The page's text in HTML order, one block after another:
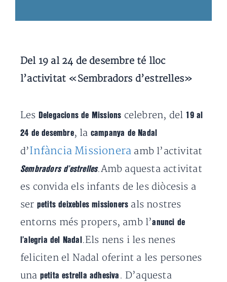
Del 19 al 24 de desembre té lloc
l’activitat «Sembradors d’estrelles»
Les Delegacions de Missions celebren, del 19 al
24 de desembre, la campanya de Nadal
d’Infància Missionera amb l’activitat
Sembradors d’estrelles.Amb aquesta activitat
es convida els infants de les diòcesis a
ser petits deixebles missioners als nostres
entorns més propers, amb l’anunci de
l’alegria del Nadal .Els nens i les nenes
feliciten el Nadal oferint a les persones
una petita estrella adhesiva . D’aquesta